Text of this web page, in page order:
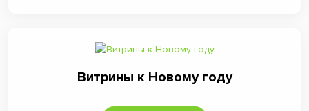
Витрины к Новому году